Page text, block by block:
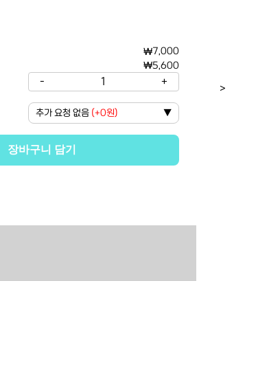
₩7,000
₩5,600
- 1 +
추가 요청 없음 (+0원) ▼
장바구니 담기
>